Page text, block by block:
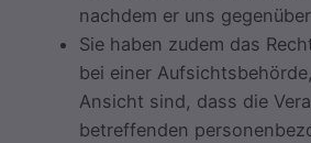
nachdem er uns
Sie haben zudem das
bei einer
Ansicht sind, dass die
betreffenden